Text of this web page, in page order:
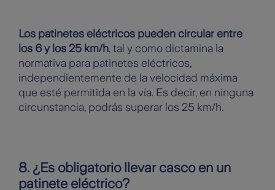
Los patinetes eléctricos pueden circular entre
los 6 y los 25 km/h, tal y como dictamina la
normativa para patinetes eléctricos,
independientemente de la velocidad máxima
que esté permitida en la vía. Es decir, en ninguna
circunstancia, podrás superar los 25 km/h.
8. ¿Es obligatorio llevar casco en un
patinete eléctrico?